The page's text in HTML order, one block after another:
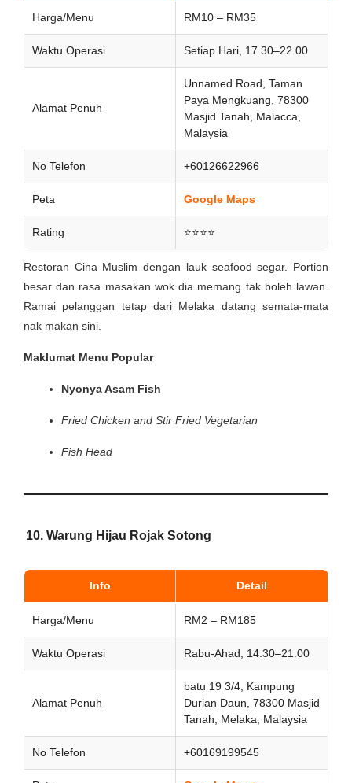
Harga/Menu RM10 – RM35
Waktu Operasi Setiap Hari, 17.30–22.00
Alamat Penuh
Unnamed Road, Taman
Paya Mengkuang, 78300
Masjid Tanah, Malacca,
Malaysia
No Telefon +60126622966
Peta Google Maps
Rating ⭐⭐⭐⭐
Restoran Cina Muslim dengan lauk seafood segar. Portion
besar dan rasa masakan wok dia memang tak boleh lawan.
Ramai pelanggan tetap dari Melaka datang semata-mata
nak makan sini.
Maklumat Menu Popular
Nyonya Asam Fish
Fried Chicken and Stir Fried Vegetarian
Fish Head
10. Warung Hijau Rojak Sotong
Info Detail
Harga/Menu RM2 – RM185
Waktu Operasi Rabu-Ahad, 14.30–21.00
Alamat Penuh
batu 19 3/4, Kampung
Durian Daun, 78300 Masjid
Tanah, Melaka, Malaysia
No Telefon +60169199545